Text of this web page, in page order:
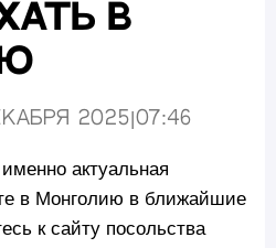
в
2025 07:46
актуальная
в Монголию в ближайшие
к сайту посольства